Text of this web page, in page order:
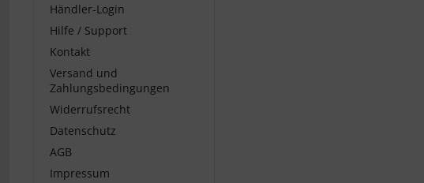
Händler-Login
Hilfe / Support
Kontakt
Versand und
Zahlungsbedingungen
Widerrufsrecht
Datenschutz
AGB
Impressum